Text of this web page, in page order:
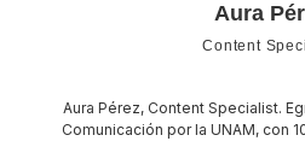
Aura
Content
Aura Pérez, Content Specialist.
Comunicación por la UNAM, con